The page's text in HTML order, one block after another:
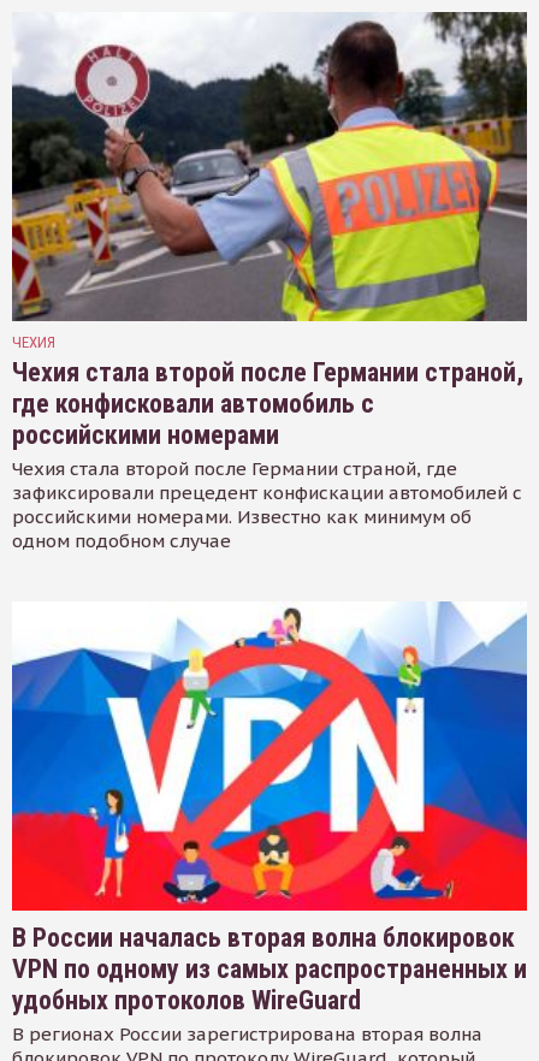
ЧЕХИЯ
Чехия стала второй после Германии страной,
где конфисковали автомобиль с
российскими номерами
Чехия стала второй после Германии страной, где
зафиксировали прецедент конфискации автомобилей с
российскими номерами. Известно как минимум об
одном подобном случае
В России началась вторая волна блокировок
VPN по одному из самых распространенных и
удобных протоколов WireGuard
В регионах России зарегистрирована вторая волна